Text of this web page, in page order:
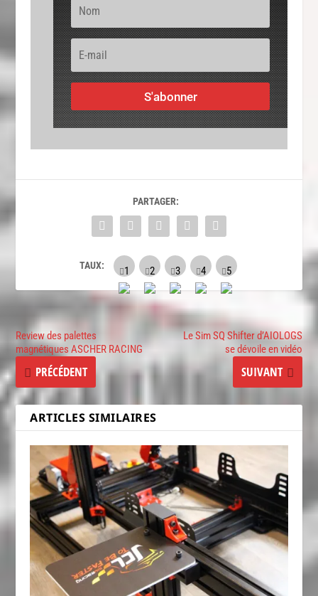
S'abonner
PARTAGER:
TAUX:
Review des palettes
magnétiques ASCHER RACING
PRÉCÉDENT
Le Sim SQ Shifter d’AIOLOGS
se dévoile en vidéo
SUIVANT
ARTICLES SIMILAIRES